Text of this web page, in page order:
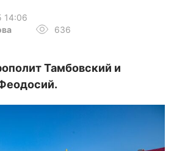
14:06
636
Тамбовский и